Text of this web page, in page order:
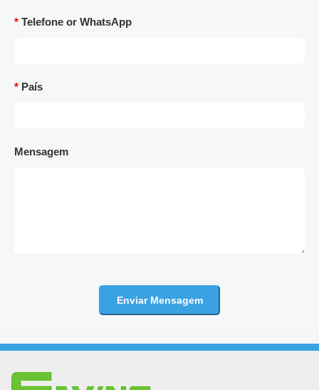
* Telefone or WhatsApp
* País
Mensagem
Enviar Mensagem